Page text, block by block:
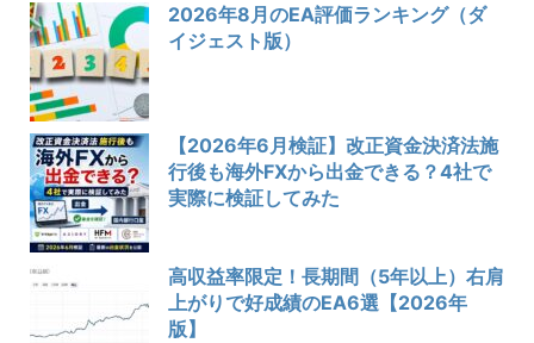
2026年8月のEA評価ランキング（ダ
イジェスト版）
【2026年6月検証】改正資金決済法施
行後も海外FXから出金できる？4社で
実際に検証してみた
高収益率限定！長期間（5年以上）右肩
上がりで好成績のEA6選【2026年
版】